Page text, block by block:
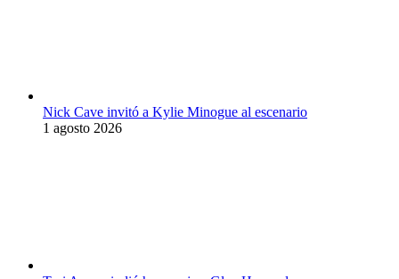
Nick Cave invitó a Kylie Minogue al escenario
1 agosto 2026